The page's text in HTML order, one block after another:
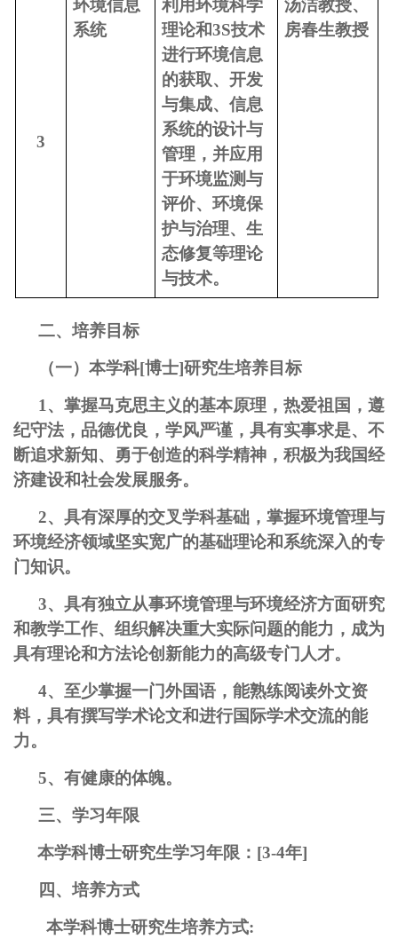
3
环境信息
系统
利 用环境科学
理论和3S技术
进行环境信息
的获取、开发
与集成、信息
系统的设计与
管理，并应用
于环境监测与
评价、环境保
护与治理、生
态修复等理论
与技术。
汤洁教授、
房春生教授
二、培养目标
（一）本学科[博士]研究生培养目标
1、掌握马克思主义的基本原理，热爱祖国，遵
纪守法，品德优良，学风严谨，具有实事求是、不
断追求新知、勇于创造的科学精神，积极为我国经
济建设和社会发展服务。
2、具有深厚的交叉学科基础， 掌握环境管理与
环境经济领域坚实宽广的基础理论和系统深入的专
门知识。
3、具有独立从事环境管理与环境经济方面研究
和教学工作、组织解决重大实际问题的能力，成为
具有理论和方法论创新能力的高级专门人才。
4、至少掌握一门外国语，能熟练阅读外文资
料，具有撰写学术论文和进行国际学术交流的能
力。
5、有健康的体魄。
三、学习年限
本学科博士研究生学习年限：[3-4年]
四、培养方式
本学科博士研究生培养方式: